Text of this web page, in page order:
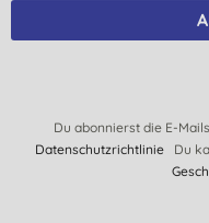
Du abonnierst die E-
DatenschutzrichtlinieDu